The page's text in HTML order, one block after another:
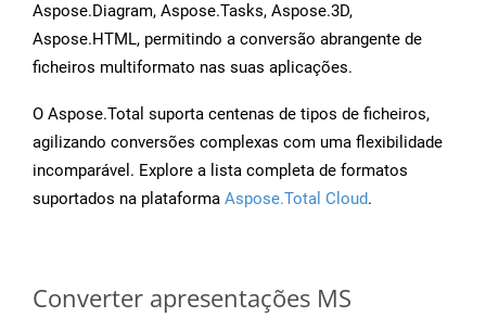
Aspose.Diagram, Aspose.Tasks, Aspose.3D,
Aspose.HTML, permitindo a conversão abrangente de
ficheiros multiformato nas suas aplicações.
O Aspose.Total suporta centenas de tipos de ficheiros,
agilizando conversões complexas com uma flexibilidade
incomparável. Explore a lista completa de formatos
suportados na plataforma Aspose.Total Cloud.
Converter apresentações MS